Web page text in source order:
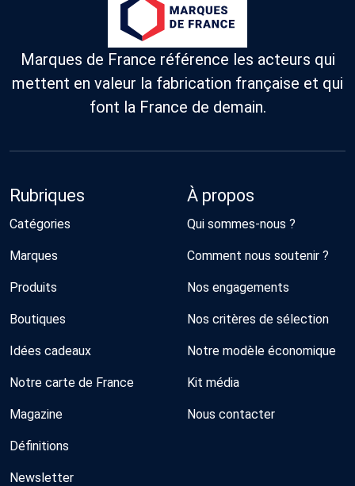
Marques de France référence les acteurs qui
mettent en valeur la fabrication française et qui
font la France de demain.
Rubriques
Catégories
Marques
Produits
Boutiques
Idées cadeaux
Notre carte de France
Magazine
Définitions
Newsletter
À propos
Qui sommes-nous ?
Comment nous soutenir ?
Nos engagements
Nos critères de sélection
Notre modèle économique
Kit média
Nous contacter